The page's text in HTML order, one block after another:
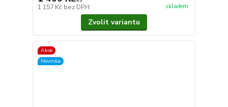
1 157 Kč bez DPH skladem
Zvolit variantu
Akce
Novinka